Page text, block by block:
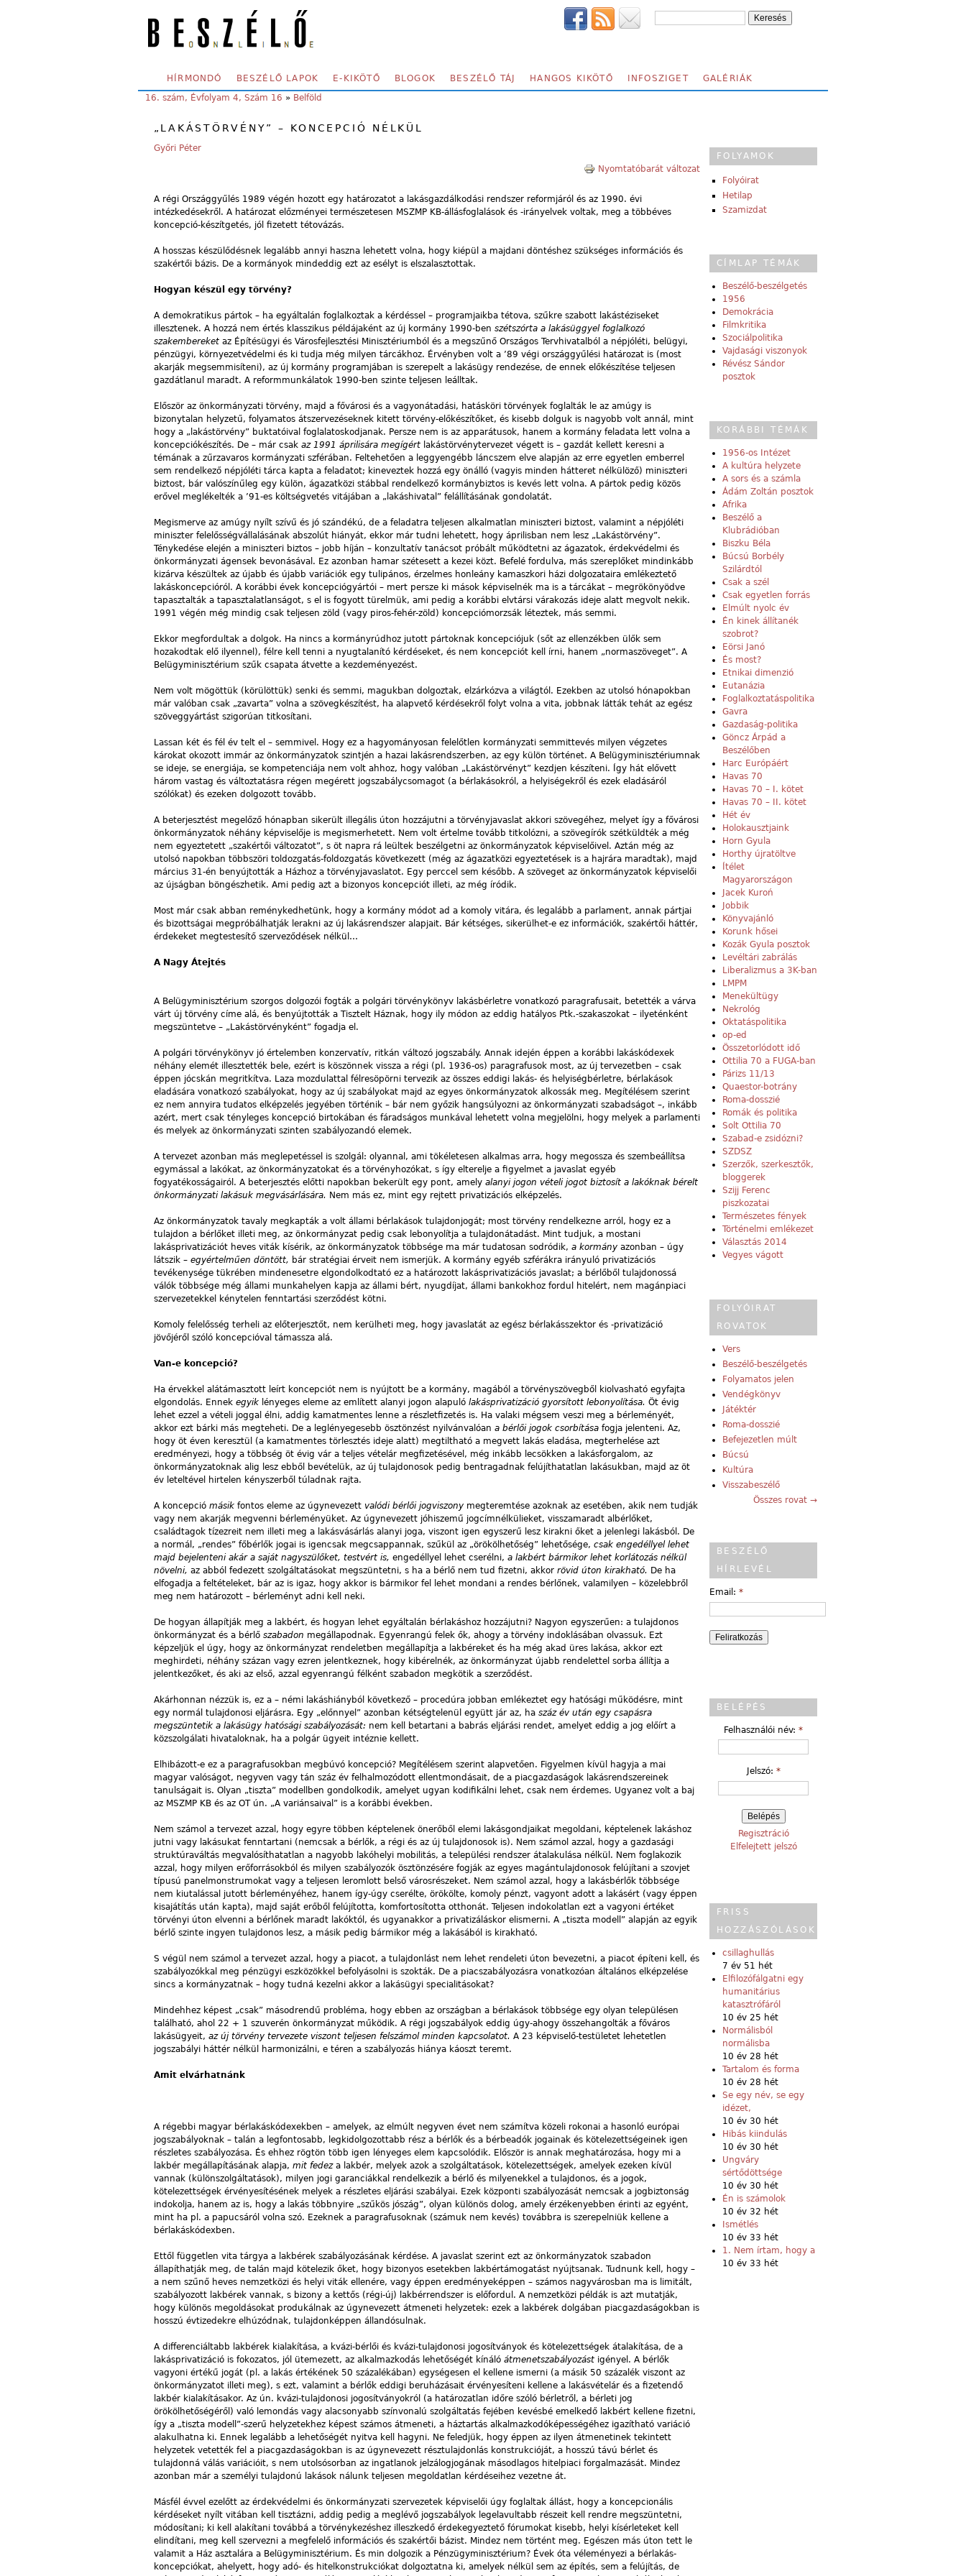
SECONDARY MENU
HÍRMONDÓ BESZÉLŐ LAPOK E-KIKÖTŐ BLOGOK BESZÉLŐ TÁJ HANGOS KIKÖTŐ INFOSZIGET GALÉRIÁK
YOU ARE HERE:
16. szám, Évfolyam 4, Szám 16 » Belföld
„LAKÁSTÖRVÉNY” – KONCEPCIÓ NÉLKÜL
Győri Péter
Nyomtatóbarát változat
A régi Országgyűlés 1989 végén hozott egy határozatot a lakásgazdálkodási rendszer reformjáról és az 1990. évi
intézkedésekről. A határozat előzményei természetesen MSZMP KB-állásfoglalások és -irányelvek voltak, meg a többéves
koncepció-készítgetés, jól fizetett tétovázás.
A hosszas készülődésnek legalább annyi haszna lehetett volna, hogy kiépül a majdani döntéshez szükséges információs és
szakértői bázis. De a kormányok mindeddig ezt az esélyt is elszalasztottak.
Hogyan készül egy törvény?
A demokratikus pártok – ha egyáltalán foglalkoztak a kérdéssel – programjaikba tétova, szűkre szabott lakástéziseket
illesztenek. A hozzá nem értés klasszikus példájaként az új kormány 1990-ben szétszórta a lakásüggyel foglalkozó
szakembereket az Építésügyi és Városfejlesztési Minisztériumból és a megszűnő Országos Tervhivatalból a népjóléti, belügyi,
pénzügyi, környezetvédelmi és ki tudja még milyen tárcákhoz. Érvényben volt a ’89 végi országgyűlési határozat is (most
akarják megsemmisíteni), az új kormány programjában is szerepelt a lakásügy rendezése, de ennek előkészítése teljesen
gazdátlanul maradt. A reformmunkálatok 1990-ben szinte teljesen leálltak.
Először az önkormányzati törvény, majd a fővárosi és a vagyonátadási, hatásköri törvények foglalták le az amúgy is
bizonytalan helyzetű, folyamatos átszervezéseknek kitett törvény-előkészítőket, és kisebb dolguk is nagyobb volt annál, mint
hogy a „lakástörvény” buktatóival foglalatoskodjanak. Persze nem is az apparátusok, hanem a kormány feladata lett volna a
koncepciókészítés. De – már csak az 1991 áprilisára megígért lakástörvénytervezet végett is – gazdát kellett keresni a
témának a zűrzavaros kormányzati szférában. Feltehetően a leggyengébb láncszem elve alapján az erre egyetlen emberrel
sem rendelkező népjóléti tárca kapta a feladatot; kineveztek hozzá egy önálló (vagyis minden hátteret nélkülöző) miniszteri
biztost, bár valószínűleg egy külön, ágazatközi stábbal rendelkező kormánybiztos is kevés lett volna. A pártok pedig közös
erővel meglékelték a ’91-es költségvetés vitájában a „lakáshivatal” felállításának gondolatát.
Megismerve az amúgy nyílt szívű és jó szándékú, de a feladatra teljesen alkalmatlan miniszteri biztost, valamint a népjóléti
miniszter felelősségvállalásának abszolút hiányát, ekkor már tudni lehetett, hogy áprilisban nem lesz „Lakástörvény”.
Ténykedése elején a miniszteri biztos – jobb híján – konzultatív tanácsot próbált működtetni az ágazatok, érdekvédelmi és
önkormányzati ágensek bevonásával. Ez azonban hamar szétesett a kezei közt. Befelé fordulva, más szereplőket mindinkább
kizárva készültek az újabb és újabb variációk egy tulipános, érzelmes honleány kamaszkori házi dolgozataira emlékeztető
lakáskoncepcióról. A korábbi évek koncepciógyártói – mert persze ki mások képviselnék ma is a tárcákat – megrökönyödve
tapasztalták a tapasztalatlanságot, s el is fogyott türelmük, ami pedig a korábbi elvtársi várakozás ideje alatt megvolt nekik.
1991 végén még mindig csak teljesen zöld (vagy piros-fehér-zöld) koncepciómorzsák léteztek, más semmi.
Ekkor megfordultak a dolgok. Ha nincs a kormányrúdhoz jutott pártoknak koncepciójuk (sőt az ellenzékben ülők sem
hozakodtak elő ilyennel), félre kell tenni a nyugtalanító kérdéseket, és nem koncepciót kell írni, hanem „normaszöveget”. A
Belügyminisztérium szűk csapata átvette a kezdeményezést.
Nem volt mögöttük (körülöttük) senki és semmi, magukban dolgoztak, elzárkózva a világtól. Ezekben az utolsó hónapokban
már valóban csak „zavarta” volna a szövegkészítést, ha alapvető kérdésekről folyt volna a vita, jobbnak látták tehát az egész
szöveggyártást szigorúan titkosítani.
Lassan két és fél év telt el – semmivel. Hogy ez a hagyományosan felelőtlen kormányzati semmittevés milyen végzetes
károkat okozott immár az önkormányzatok szintjén a hazai lakásrendszerben, az egy külön történet. A Belügyminisztériumnak
se ideje, se energiája, se kompetenciája nem volt ahhoz, hogy valóban „Lakástörvényt” kezdjen készíteni. Így hát elővett
három vastag és változtatásra régen megérett jogszabálycsomagot (a bérlakásokról, a helyiségekről és ezek eladásáról
szólókat) és ezeken dolgozott tovább.
A beterjesztést megelőző hónapban sikerült illegális úton hozzájutni a törvényjavaslat akkori szövegéhez, melyet így a fővárosi
önkormányzatok néhány képviselője is megismerhetett. Nem volt értelme tovább titkolózni, a szövegírók szétküldték a még
nem egyeztetett „szakértői változatot”, s öt napra rá leültek beszélgetni az önkormányzatok képviselőivel. Aztán még az
utolsó napokban többszöri toldozgatás-foldozgatás következett (még az ágazatközi egyeztetések is a hajrára maradtak), majd
március 31-én benyújtották a Házhoz a törvényjavaslatot. Egy perccel sem később. A szöveget az önkormányzatok képviselői
az újságban böngészhetik. Ami pedig azt a bizonyos koncepciót illeti, az még íródik.
Most már csak abban reménykedhetünk, hogy a kormány módot ad a komoly vitára, és legalább a parlament, annak pártjai
és bizottságai megpróbálhatják lerakni az új lakásrendszer alapjait. Bár kétséges, sikerülhet-e ez információk, szakértői háttér,
érdekeket megtestesítő szerveződések nélkül…
A Nagy Átejtés
A Belügyminisztérium szorgos dolgozói fogták a polgári törvénykönyv lakásbérletre vonatkozó paragrafusait, betették a várva
várt új törvény címe alá, és benyújtották a Tisztelt Háznak, hogy ily módon az eddig hatályos Ptk.-szakaszokat – ilyeténként
megszüntetve – „Lakástörvényként” fogadja el.
A polgári törvénykönyv jó értelemben konzervatív, ritkán változó jogszabály. Annak idején éppen a korábbi lakáskódexek
néhány elemét illesztették bele, ezért is köszönnek vissza a régi (pl. 1936-os) paragrafusok most, az új tervezetben – csak
éppen jócskán megritkítva. Laza mozdulattal félresöpörni tervezik az összes eddigi lakás- és helyiségbérletre, bérlakások
eladására vonatkozó szabályokat, hogy az új szabályokat majd az egyes önkormányzatok alkossák meg. Megítélésem szerint
ez nem annyira tudatos elképzelés jegyében történik – bár nem győzik hangsúlyozni az önkormányzati szabadságot –, inkább
azért, mert csak tényleges koncepció birtokában és fáradságos munkával lehetett volna megjelölni, hogy melyek a parlamenti
és melyek az önkormányzati szinten szabályozandó elemek.
A tervezet azonban más meglepetéssel is szolgál: olyannal, ami tökéletesen alkalmas arra, hogy megossza és szembeállítsa
egymással a lakókat, az önkormányzatokat és a törvényhozókat, s így elterelje a figyelmet a javaslat egyéb
fogyatékosságairól. A beterjesztés előtti napokban bekerült egy pont, amely alanyi jogon vételi jogot biztosít a lakóknak bérelt
önkormányzati lakásuk megvásárlására. Nem más ez, mint egy rejtett privatizációs elképzelés.
Az önkormányzatok tavaly megkapták a volt állami bérlakások tulajdonjogát; most törvény rendelkezne arról, hogy ez a
tulajdon a bérlőket illeti meg, az önkormányzat pedig csak lebonyolítja a tulajdonátadást. Mint tudjuk, a mostani
lakásprivatizációt heves viták kísérik, az önkormányzatok többsége ma már tudatosan sodródik, a kormány azonban – úgy
látszik – egyértelműen döntött, bár stratégiai érveit nem ismerjük. A kormány egyéb szférákra irányuló privatizációs
tevékenysége tükrében mindenesetre elgondolkodtató ez a határozott lakásprivatizációs javaslat; a bérlőből tulajdonossá
válók többsége még állami munkahelyen kapja az állami bért, nyugdíjat, állami bankokhoz fordul hitelért, nem magánpiaci
szervezetekkel kénytelen fenntartási szerződést kötni.
Komoly felelősség terheli az előterjesztőt, nem kerülheti meg, hogy javaslatát az egész bérlakásszektor és -privatizáció
jövőjéről szóló koncepcióval támassza alá.
Van-e koncepció?
Ha érvekkel alátámasztott leírt koncepciót nem is nyújtott be a kormány, magából a törvényszövegből kiolvasható egyfajta
elgondolás. Ennek egyik lényeges eleme az említett alanyi jogon alapuló lakásprivatizáció gyorsított lebonyolítása. Öt évig
lehet ezzel a vételi joggal élni, addig kamatmentes lenne a részletfizetés is. Ha valaki mégsem veszi meg a bérleményét,
akkor ezt bárki más megteheti. De a leglényegesebb ösztönzést nyilvánvalóan a bérlői jogok csorbítása fogja jelenteni. Az,
hogy öt éven keresztül (a kamatmentes törlesztés ideje alatt) megtiltható a megvett lakás eladása, megterhelése azt
eredményezi, hogy a többség öt évig vár a teljes vételár megfizetésével, még inkább lecsökken a lakásforgalom, az
önkormányzatoknak alig lesz ebből bevételük, az új tulajdonosok pedig bentragadnak felújíthatatlan lakásukban, majd az öt
év leteltével hirtelen kényszerből túladnak rajta.
A koncepció másik fontos eleme az úgynevezett valódi bérlői jogviszony megteremtése azoknak az esetében, akik nem tudják
vagy nem akarják megvenni bérleményüket. Az úgynevezett jóhiszemű jogcímnélkülieket, visszamaradt albérlőket,
családtagok tízezreit nem illeti meg a lakásvásárlás alanyi joga, viszont igen egyszerű lesz kirakni őket a jelenlegi lakásból. De
a normál, „rendes” főbérlők jogai is igencsak megcsappannak, szűkül az „örökölhetőség” lehetősége, csak engedéllyel lehet
majd bejelenteni akár a saját nagyszülőket, testvért is, engedéllyel lehet cserélni, a lakbért bármikor lehet korlátozás nélkül
növelni, az abból fedezett szolgáltatásokat megszüntetni, s ha a bérlő nem tud fizetni, akkor rövid úton kirakható. De ha
elfogadja a feltételeket, bár az is igaz, hogy akkor is bármikor fel lehet mondani a rendes bérlőnek, valamilyen – közelebbről
meg nem határozott – bérleményt adni kell neki.
De hogyan állapítják meg a lakbért, és hogyan lehet egyáltalán bérlakáshoz hozzájutni? Nagyon egyszerűen: a tulajdonos
önkormányzat és a bérlő szabadon megállapodnak. Egyenrangú felek ők, ahogy a törvény indoklásában olvassuk. Ezt
képzeljük el úgy, hogy az önkormányzat rendeletben megállapítja a lakbéreket és ha még akad üres lakása, akkor ezt
meghirdeti, néhány százan vagy ezren jelentkeznek, hogy kibérelnék, az önkormányzat újabb rendelettel sorba állítja a
jelentkezőket, és aki az első, azzal egyenrangú félként szabadon megkötik a szerződést.
Akárhonnan nézzük is, ez a – némi lakáshiányból következő – procedúra jobban emlékeztet egy hatósági működésre, mint
egy normál tulajdonosi eljárásra. Egy „előnnyel” azonban kétségtelenül együtt jár az, ha száz év után egy csapásra
megszüntetik a lakásügy hatósági szabályozását: nem kell betartani a babrás eljárási rendet, amelyet eddig a jog előírt a
közszolgálati hivataloknak, ha a polgár ügyeit intéznie kellett.
Elhibázott-e ez a paragrafusokban megbúvó koncepció? Megítélésem szerint alapvetően. Figyelmen kívül hagyja a mai
magyar valóságot, negyven vagy tán száz év felhalmozódott ellentmondásait, de a piacgazdaságok lakásrendszereinek
tanulságait is. Olyan „tiszta” modellben gondolkodik, amelyet ugyan kodifikálni lehet, csak nem érdemes. Ugyanez volt a baj
az MSZMP KB és az OT ún. „A variánsaival” is a korábbi években.
Nem számol a tervezet azzal, hogy egyre többen képtelenek önerőből elemi lakásgondjaikat megoldani, képtelenek lakáshoz
jutni vagy lakásukat fenntartani (nemcsak a bérlők, a régi és az új tulajdonosok is). Nem számol azzal, hogy a gazdasági
struktúraváltás megvalósíthatatlan a nagyobb lakóhelyi mobilitás, a települési rendszer átalakulása nélkül. Nem foglakozik
azzal, hogy milyen erőforrásokból és milyen szabályozók ösztönzésére fogják az egyes magántulajdonosok felújítani a szovjet
típusú panelmonstrumokat vagy a teljesen leromlott belső városrészeket. Nem számol azzal, hogy a lakásbérlők többsége
nem kiutalással jutott bérleményéhez, hanem így-úgy cserélte, örökölte, komoly pénzt, vagyont adott a lakásért (vagy éppen
kisajátítás után kapta), majd saját erőből felújította, komfortosította otthonát. Teljesen indokolatlan ezt a vagyoni értéket
törvényi úton elvenni a bérlőnek maradt lakóktól, és ugyanakkor a privatizáláskor elismerni. A „tiszta modell” alapján az egyik
bérlő szinte ingyen tulajdonos lesz, a másik pedig bármikor még a lakásából is kirakható.
S végül nem számol a tervezet azzal, hogy a piacot, a tulajdonlást nem lehet rendeleti úton bevezetni, a piacot építeni kell, és
szabályozókkal meg pénzügyi eszközökkel befolyásolni is szokták. De a piacszabályozásra vonatkozóan általános elképzelése
sincs a kormányzatnak – hogy tudná kezelni akkor a lakásügyi specialitásokat?
Mindehhez képest „csak” másodrendű probléma, hogy ebben az országban a bérlakások többsége egy olyan településen
található, ahol 22 + 1 szuverén önkormányzat működik. A régi jogszabályok eddig úgy-ahogy összehangolták a főváros
lakásügyeit, az új törvény tervezete viszont teljesen felszámol minden kapcsolatot. A 23 képviselő-testületet lehetetlen
jogszabályi háttér nélkül harmonizálni, e téren a szabályozás hiánya káoszt teremt.
Amit elvárhatnánk
A régebbi magyar bérlakáskódexekben – amelyek, az elmúlt negyven évet nem számítva közeli rokonai a hasonló európai
jogszabályoknak – talán a legfontosabb, legkidolgozottabb rész a bérlők és a bérbeadók jogainak és kötelezettségeinek igen
részletes szabályozása. És ehhez rögtön több igen lényeges elem kapcsolódik. Először is annak meghatározása, hogy mi a
lakbér megállapításának alapja, mit fedez a lakbér, melyek azok a szolgáltatások, kötelezettségek, amelyek ezeken kívül
vannak (különszolgáltatások), milyen jogi garanciákkal rendelkezik a bérlő és milyenekkel a tulajdonos, és a jogok,
kötelezettségek érvényesítésének melyek a részletes eljárási szabályai. Ezek központi szabályozását nemcsak a jogbiztonság
indokolja, hanem az is, hogy a lakás többnyire „szűkös jószág”, olyan különös dolog, amely érzékenyebben érinti az egyént,
mint ha pl. a papucsáról volna szó. Ezeknek a paragrafusoknak (számuk nem kevés) továbbra is szerepelniük kellene a
bérlakáskódexben.
Ettől független vita tárgya a lakbérek szabályozásának kérdése. A javaslat szerint ezt az önkormányzatok szabadon
állapíthatják meg, de talán majd kötelezik őket, hogy bizonyos esetekben lakbértámogatást nyújtsanak. Tudnunk kell, hogy –
a nem szűnő heves nemzetközi és helyi viták ellenére, vagy éppen eredményeképpen – számos nagyvárosban ma is limitált,
szabályozott lakbérek vannak, s bizony a kettős (régi-új) lakbérrendszer is előfordul. A nemzetközi példák is azt mutatják,
hogy különös megoldásokat produkálnak az úgynevezett átmeneti helyzetek: ezek a lakbérek dolgában piacgazdaságokban is
hosszú évtizedekre elhúzódnak, tulajdonképpen állandósulnak.
A differenciáltabb lakbérek kialakítása, a kvázi-bérlői és kvázi-tulajdonosi jogosítványok és kötelezettségek átalakítása, de a
lakásprivatizáció is fokozatos, jól ütemezett, az alkalmazkodás lehetőségét kínáló átmenetszabályozást igényel. A bérlők
vagyoni értékű jogát (pl. a lakás értékének 50 százalékában) egységesen el kellene ismerni (a másik 50 százalék viszont az
önkormányzatot illeti meg), s ezt, valamint a bérlők eddigi beruházásait érvényesíteni kellene a lakásvételár és a fizetendő
lakbér kialakításakor. Az ún. kvázi-tulajdonosi jogosítványokról (a határozatlan időre szóló bérletről, a bérleti jog
örökölhetőségéről) való lemondás vagy alacsonyabb színvonalú szolgáltatás fejében kevésbé emelkedő lakbért kellene fizetni,
így a „tiszta modell”-szerű helyzetekhez képest számos átmeneti, a háztartás alkalmazkodóképességéhez igazítható variáció
alakulhatna ki. Ennek legalább a lehetőségét nyitva kell hagyni. Ne feledjük, hogy éppen az ilyen átmenetinek tekintett
helyzetek vetették fel a piacgazdaságokban is az úgynevezett résztulajdonlás konstrukcióját, a hosszú távú bérlet és
tulajdonná válás variációit, s nem utolsósorban az ingatlanok jelzálogjogának másodlagos hitelpiaci forgalmazását. Mindez
azonban már a személyi tulajdonú lakások nálunk teljesen megoldatlan kérdéseihez vezetne át.
Másfél évvel ezelőtt az érdekvédelmi és önkormányzati szervezetek képviselői úgy foglaltak állást, hogy a koncepcionális
kérdéseket nyílt vitában kell tisztázni, addig pedig a meglévő jogszabályok legelavultabb részeit kell rendre megszüntetni,
módosítani; ki kell alakítani továbbá a törvénykezéshez illeszkedő érdekegyeztető fórumokat kisebb, helyi kísérleteket kell
elindítani, meg kell szervezni a megfelelő információs és szakértői bázist. Mindez nem történt meg. Egészen más úton tett le
valamit a Ház asztalára a Belügyminisztérium. És min dolgozik a Pénzügyminisztérium? Évek óta véleményezi a bérlakás-
koncepciókat, ahelyett, hogy adó- és hitelkonstrukciókat dolgoztatna ki, amelyek nélkül sem az építés, sem a felújítás, de
FOLYAMOK
Folyóirat
Hetilap
Szamizdat
CÍMLAP TÉMÁK
Beszélő-beszélgetés
1956
Demokrácia
Filmkritika
Szociálpolitika
Vajdasági viszonyok
Révész Sándor
posztok
KORÁBBI TÉMÁK
1956-os Intézet
A kultúra helyzete
A sors és a számla
Ádám Zoltán posztok
Afrika
Beszélő a
Klubrádióban
Biszku Béla
Búcsú Borbély
Szilárdtól
Csak a szél
Csak egyetlen forrás
Elmúlt nyolc év
Én kinek állítanék
szobrot?
Eörsi Janó
És most?
Etnikai dimenzió
Eutanázia
Foglalkoztatáspolitika
Gavra
Gazdaság-politika
Göncz Árpád a
Beszélőben
Harc Európáért
Havas 70
Havas 70 – I. kötet
Havas 70 – II. kötet
Hét év
Holokausztjaink
Horn Gyula
Horthy újratöltve
Ítélet
Magyarországon
Jacek Kuroń
Jobbik
Könyvajánló
Korunk hősei
Kozák Gyula posztok
Levéltári zabrálás
Liberalizmus a 3K-ban
LMPM
Menekültügy
Nekrológ
Oktatáspolitika
op-ed
Összetorlódott idő
Ottilia 70 a FUGA-ban
Párizs 11/13
Quaestor-botrány
Roma-dosszié
Romák és politika
Solt Ottilia 70
Szabad-e zsidózni?
SZDSZ
Szerzők, szerkesztők,
bloggerek
Szijj Ferenc
piszkozatai
Természetes fények
Történelmi emlékezet
Választás 2014
Vegyes vágott
FOLYÓIRAT
ROVATOK
Vers
Beszélő-beszélgetés
Folyamatos jelen
Vendégkönyv
Játéktér
Roma-dosszié
Befejezetlen múlt
Búcsú
Kultúra
Visszabeszélő
Összes rovat →
BESZÉLŐ
HÍRLEVÉL
Email: *
BELÉPÉS
Felhasználói név: *
Jelszó: *
Regisztráció
Elfelejtett jelszó
FRISS
HOZZÁSZÓLÁSOK
csillaghullás
7 év 51 hét
Elfilozófálgatni egy
humanitárius
katasztrófáról
10 év 25 hét
Normálisból
normálisba
10 év 28 hét
Tartalom és forma
10 év 28 hét
Se egy név, se egy
idézet,
10 év 30 hét
Hibás kiindulás
10 év 30 hét
Ungváry
sértődöttsége
10 év 30 hét
Én is számolok
10 év 32 hét
Ismétlés
10 év 33 hét
1. Nem írtam, hogy a
10 év 33 hét